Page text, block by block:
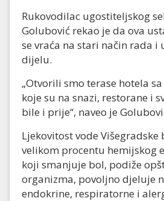
Rukovodilac ugostiteljskog
Golubović rekao je da ova
se vraća na stari način rada i
dijelu.
„Otvorili smo terase hotela
koje su na snazi, restorane i
bile i prije“, naveo je
Ljekovitost vode Višegradske
velikom procentu hemijskog
koji smanjuje bol, podiže
organizma, povoljno djeluje
endokrine, respiratorne i